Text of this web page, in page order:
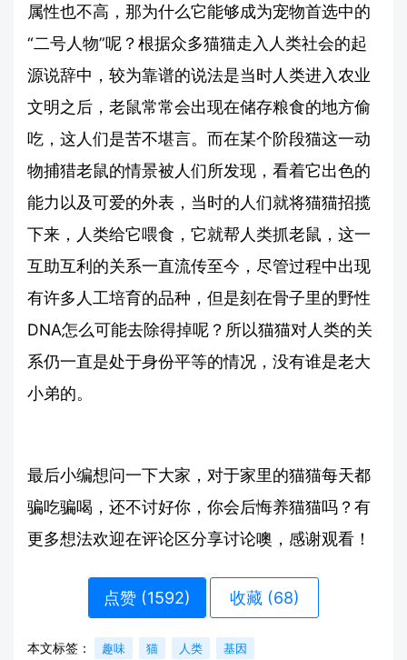
属性也不高，那为什么它能够成为宠物首选中的
“二号人物”呢？根据众多猫猫走入人类社会的起
源说辞中，较为靠谱的说法是当时人类进入农业
文明之后，老鼠常常会出现在储存粮食的地方偷
吃，这人们是苦不堪言。而在某个阶段猫这一动
物捕猎老鼠的情景被人们所发现，看着它出色的
能力以及可爱的外表，当时的人们就将猫猫招揽
下来，人类给它喂食，它就帮人类抓老鼠，这一
互助互利的关系一直流传至今，尽管过程中出现
有许多人工培育的品种，但是刻在骨子里的野性
DNA怎么可能去除得掉呢？所以猫猫对人类的关
系仍一直是处于身份平等的情况，没有谁是老大
小弟的。
最后小编想问一下大家，对于家里的猫猫每天都
骗吃骗喝，还不讨好你，你会后悔养猫猫吗？有
更多想法欢迎在评论区分享讨论噢，感谢观看！
点赞 (1592) 收藏 (68)
本文标签： 趣味 猫 人类 基因